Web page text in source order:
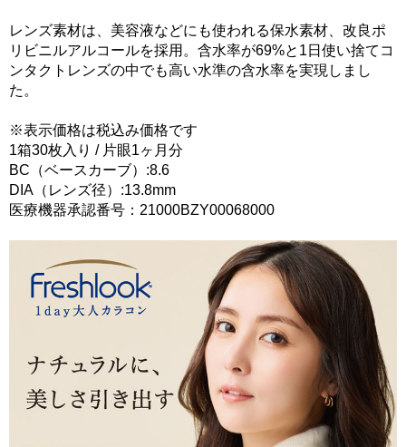
レンズ素材は、美容液などにも使われる保水素材、改良ポ
リビニルアルコールを採用。含水率が69%と1日使い捨てコ
ンタクトレンズの中でも高い水準の含水率を実現しまし
た。
※表示価格は税込み価格です
1箱30枚入り / 片眼1ヶ月分
BC（ベースカーブ）:8.6
DIA（レンズ径）:13.8mm
医療機器承認番号：21000BZY00068000